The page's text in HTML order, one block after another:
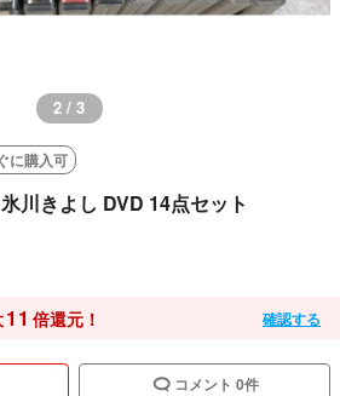
2 / 3
に購入可
きよし DVD 14点セット
11 倍還元！ 確認する
コメント 0件